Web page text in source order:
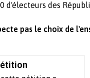
d'électeurs des
pas le choix de